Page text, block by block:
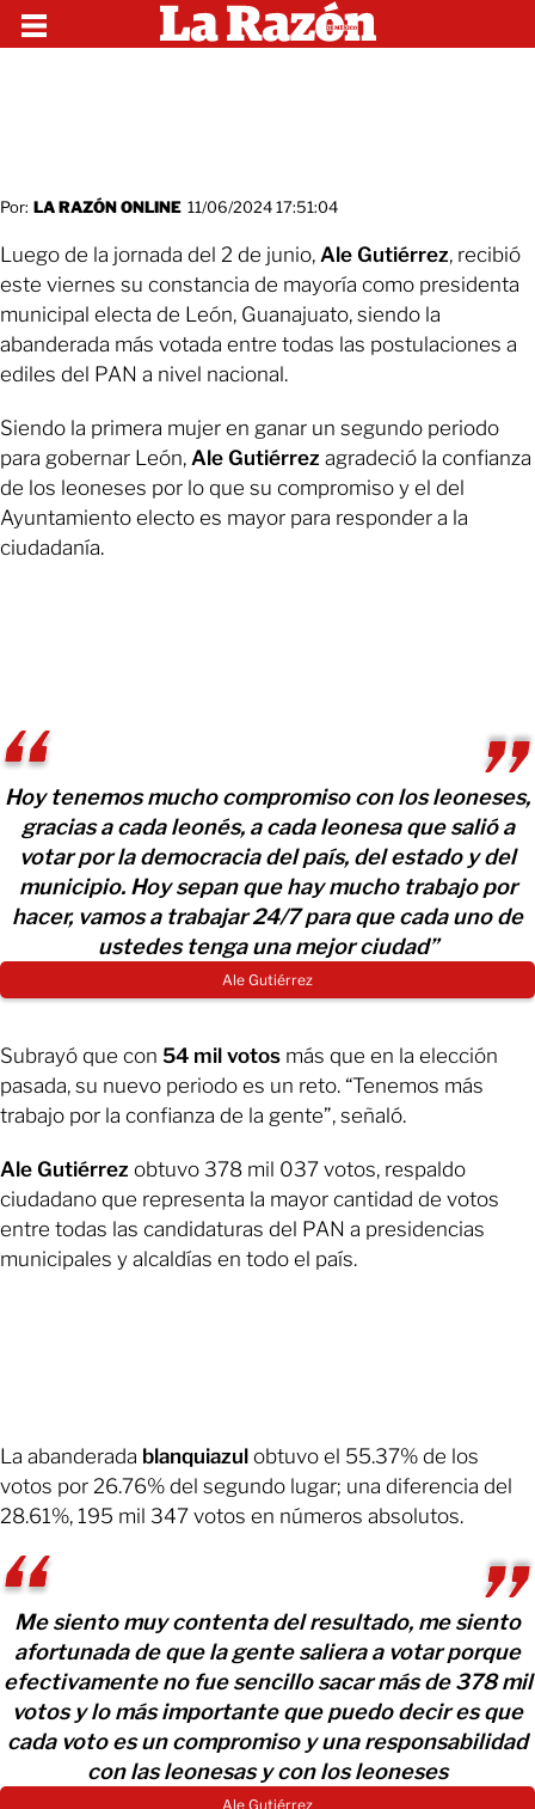
Por: LA RAZÓN ONLINE 11/06/2024 17:51:04
Luego de la jornada del 2 de junio, Ale Gutiérrez, recibió
este viernes su constancia de mayoría como presidenta
municipal electa de León, Guanajuato, siendo la
abanderada más votada entre todas las postulaciones a
ediles del PAN a nivel nacional.
Siendo la primera mujer en ganar un segundo periodo
para gobernar León, Ale Gutiérrez agradeció la confianza
de los leoneses por lo que su compromiso y el del
Ayuntamiento electo es mayor para responder a la
ciudadanía.
Hoy tenemos mucho compromiso con los leoneses,
gracias a cada leonés, a cada leonesa que salió a
votar por la democracia del país, del estado y del
municipio. Hoy sepan que hay mucho trabajo por
hacer, vamos a trabajar 24/7 para que cada uno de
ustedes tenga una mejor ciudad”
Ale Gutiérrez
Subrayó que con 54 mil votos más que en la elección
pasada, su nuevo periodo es un reto. “Tenemos más
trabajo por la confianza de la gente”, señaló.
Ale Gutiérrez obtuvo 378 mil 037 votos, respaldo
ciudadano que representa la mayor cantidad de votos
entre todas las candidaturas del PAN a presidencias
municipales y alcaldías en todo el país.
La abanderada blanquiazul obtuvo el 55.37% de los
votos por 26.76% del segundo lugar; una diferencia del
28.61%, 195 mil 347 votos en números absolutos.
Me siento muy contenta del resultado, me siento
afortunada de que la gente saliera a votar porque
efectivamente no fue sencillo sacar más de 378 mil
votos y lo más importante que puedo decir es que
cada voto es un compromiso y una responsabilidad
con las leonesas y con los leoneses
Ale Gutiérrez